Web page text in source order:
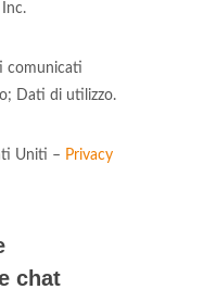
comunicati
Dati di utilizzo.
Uniti – Privacy
chat